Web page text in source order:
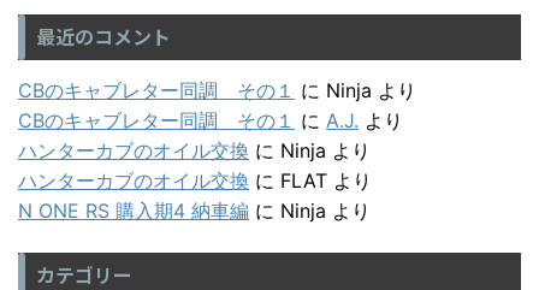
最近のコメント
CBのキャブレター同調 その１ に Ninja より
CBのキャブレター同調 その１ に A.J. より
ハンターカブのオイル交換 に Ninja より
ハンターカブのオイル交換 に FLAT より
N ONE RS 購入期4 納車編 に Ninja より
カテゴリー